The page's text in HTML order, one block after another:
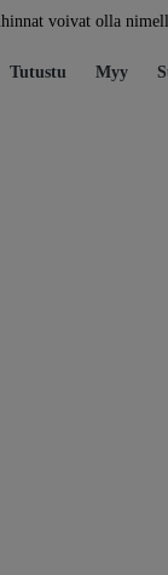
voivat olla
Tutustu Myy